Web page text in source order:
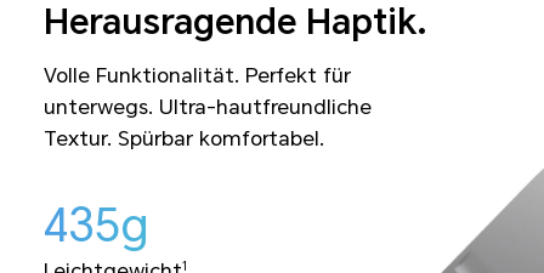
Herausragende Haptik.
Volle Funktionalität. Perfekt für
unterwegs. Ultra-hautfreundliche
Textur. Spürbar komfortabel.
435g
1